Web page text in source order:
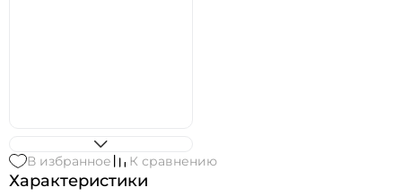
В избранное К сравнению
Характеристики